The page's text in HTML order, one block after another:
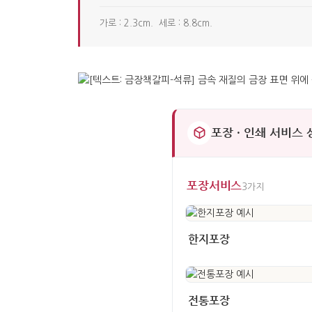
가로 : 2.3cm. 세로 : 8.8cm.
포장 · 인쇄 서비스
포장서비스 3가지
한지포장
전통포장